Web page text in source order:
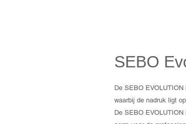
SEBO
De SEBO
waarbij de nadruk ligt
De SEBO